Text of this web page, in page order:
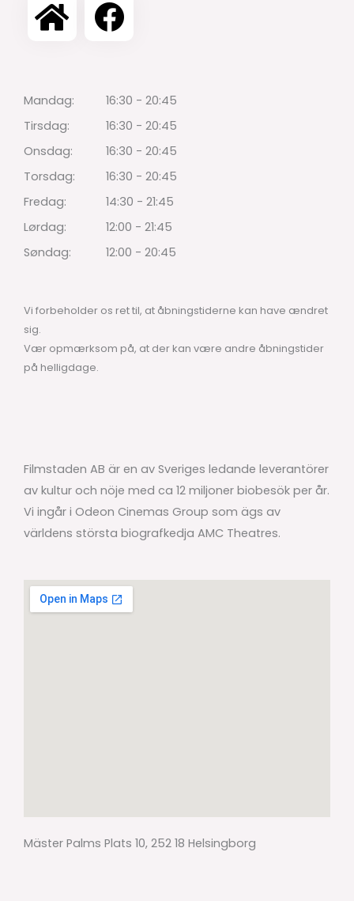
Mandag:
16:30 - 20:45
Tirsdag:
16:30 - 20:45
Onsdag:
16:30 - 20:45
Torsdag:
16:30 - 20:45
Fredag:
14:30 - 21:45
Lørdag:
12:00 - 21:45
Søndag:
12:00 - 20:45
Vi forbeholder os ret til, at åbningstiderne kan have ændret
sig.
Vær opmærksom på, at der kan være andre åbningstider
på helligdage.
Filmstaden AB är en av Sveriges ledande leverantörer
av kultur och nöje med ca 12 miljoner biobesök per år.
Vi ingår i Odeon Cinemas Group som ägs av
världens största biografkedja AMC Theatres.
Mäster Palms Plats 10, 252 18 Helsingborg